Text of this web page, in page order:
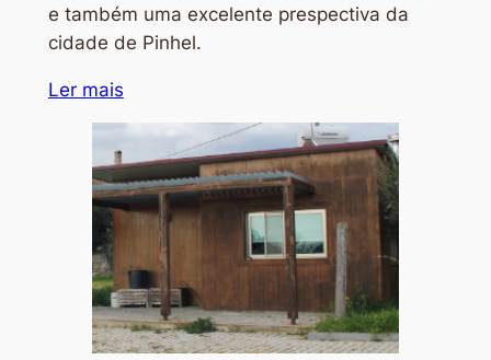
e também uma excelente prespectiva da
cidade de Pinhel.
Ler mais